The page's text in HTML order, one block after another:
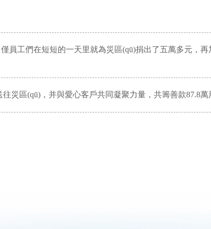
員工們在短短的一天里就為災區(qū)捐出了五萬多元，再
災區(qū)，并與愛心客戶共同凝聚力量，共籌善款87.8萬用于